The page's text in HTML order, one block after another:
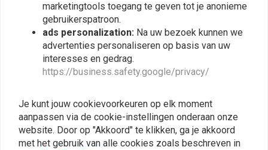
Abonneer
marketingtools toegang te geven tot je anonieme
gebruikerspatroon.
ads personalization: Na uw bezoek kunnen we
advertenties personaliseren op basis van uw
interesses en gedrag.
https://business.safety.google/privacy/
Je kunt jouw cookievoorkeuren op elk moment
aanpassen via de cookie-instellingen onderaan onze
website. Door op "Akkoord" te klikken, ga je akkoord
met het gebruik van alle cookies zoals beschreven in